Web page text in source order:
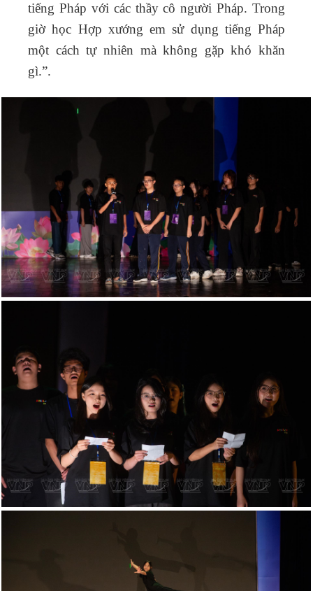
tiếng Pháp với các thầy cô người Pháp. Trong
giờ học Hợp xướng em sử dụng tiếng Pháp
một cách tự nhiên mà không gặp khó khăn
gì.”.